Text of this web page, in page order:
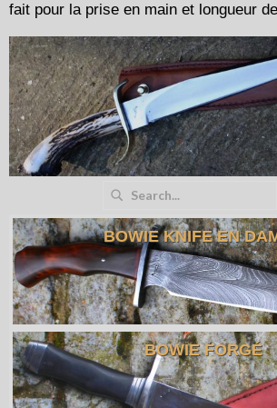
fait pour la prise en main et longueur
BOWIE KNIFE EN
BOWIE FORGÉ